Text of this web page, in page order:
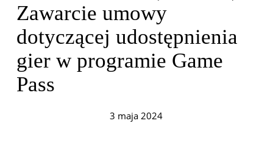
Zawarcie umowy
dotyczącej udostępnienia
gier w programie Game
Pass
3 maja 2024